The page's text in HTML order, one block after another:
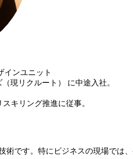
インユニット
現リクルート） に中途入社。
キリング推進に従事。
です。特にビジネスの現場では